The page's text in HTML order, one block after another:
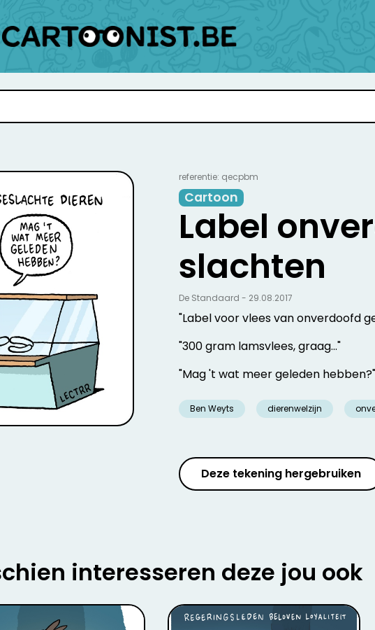
referentie: qecpbm
Cartoon
Label
slachten
"Label voor vlees van onverdoofd
"300 gram lamsvlees, graag..."
"Mag 't wat meer geleden hebben?"
Ben Weyts dierenwelzijn
De Standaard - 29.08.2017
Deze tekening hergebruiken
interesseren deze jou ook